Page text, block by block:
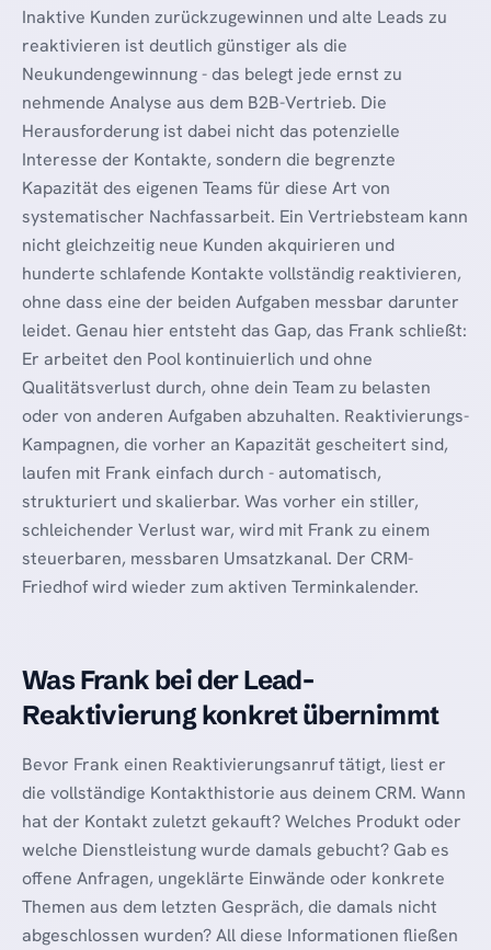
Inaktive Kunden zurückzugewinnen und alte Leads zu
reaktivieren ist deutlich günstiger als die
Neukundengewinnung - das belegt jede ernst zu
nehmende Analyse aus dem B2B-Vertrieb. Die
Herausforderung ist dabei nicht das potenzielle
Interesse der Kontakte, sondern die begrenzte
Kapazität des eigenen Teams für diese Art von
systematischer Nachfassarbeit. Ein Vertriebsteam kann
nicht gleichzeitig neue Kunden akquirieren und
hunderte schlafende Kontakte vollständig reaktivieren,
ohne dass eine der beiden Aufgaben messbar darunter
leidet. Genau hier entsteht das Gap, das Frank schließt:
Er arbeitet den Pool kontinuierlich und ohne
Qualitätsverlust durch, ohne dein Team zu belasten
oder von anderen Aufgaben abzuhalten. Reaktivierungs-
Kampagnen, die vorher an Kapazität gescheitert sind,
laufen mit Frank einfach durch - automatisch,
strukturiert und skalierbar. Was vorher ein stiller,
schleichender Verlust war, wird mit Frank zu einem
steuerbaren, messbaren Umsatzkanal. Der CRM-
Friedhof wird wieder zum aktiven Terminkalender.
Was Frank bei der Lead-
Reaktivierung konkret übernimmt
Bevor Frank einen Reaktivierungsanruf tätigt, liest er
die vollständige Kontakthistorie aus deinem CRM. Wann
hat der Kontakt zuletzt gekauft? Welches Produkt oder
welche Dienstleistung wurde damals gebucht? Gab es
offene Anfragen, ungeklärte Einwände oder konkrete
Themen aus dem letzten Gespräch, die damals nicht
abgeschlossen wurden? All diese Informationen fließen